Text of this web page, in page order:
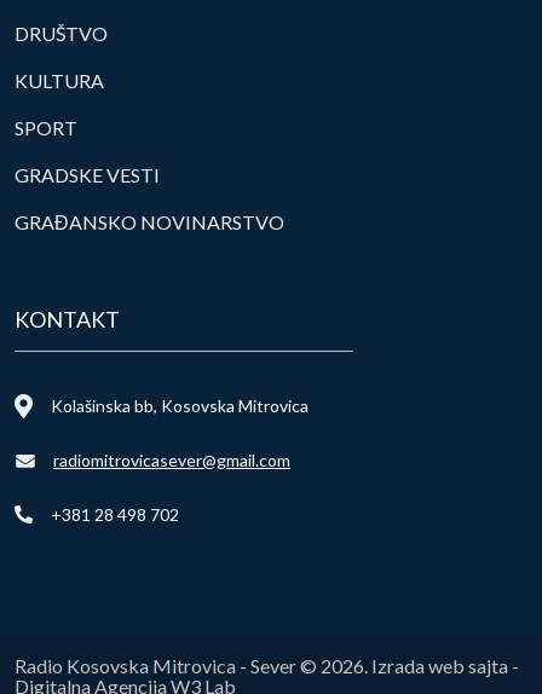
DRUŠTVO
KULTURA
SPORT
GRADSKE VESTI
GRAĐANSKO NOVINARSTVO
KONTAKT
Kolašinska bb, Kosovska Mitrovica
radiomitrovicasever@gmail.com
+381 28 498 702
Radio Kosovska Mitrovica - Sever © 2026. Izrada web sajta -
Digitalna Agencija W3 Lab